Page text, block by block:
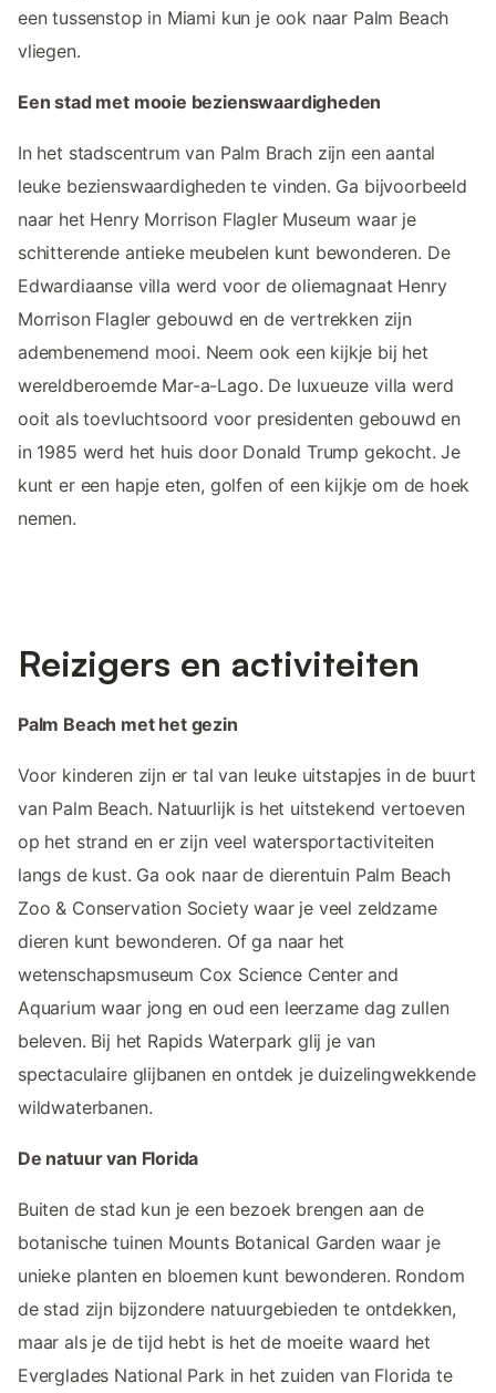
een tussenstop in Miami kun je ook naar Palm Beach
vliegen.
Een stad met mooie bezienswaardigheden
In het stadscentrum van Palm Brach zijn een aantal
leuke bezienswaardigheden te vinden. Ga bijvoorbeeld
naar het Henry Morrison Flagler Museum waar je
schitterende antieke meubelen kunt bewonderen. De
Edwardiaanse villa werd voor de oliemagnaat Henry
Morrison Flagler gebouwd en de vertrekken zijn
adembenemend mooi. Neem ook een kijkje bij het
wereldberoemde Mar-a-Lago. De luxueuze villa werd
ooit als toevluchtsoord voor presidenten gebouwd en
in 1985 werd het huis door Donald Trump gekocht. Je
kunt er een hapje eten, golfen of een kijkje om de hoek
nemen.
Reizigers en activiteiten
Palm Beach met het gezin
Voor kinderen zijn er tal van leuke uitstapjes in de buurt
van Palm Beach. Natuurlijk is het uitstekend vertoeven
op het strand en er zijn veel watersportactiviteiten
langs de kust. Ga ook naar de dierentuin Palm Beach
Zoo & Conservation Society waar je veel zeldzame
dieren kunt bewonderen. Of ga naar het
wetenschapsmuseum Cox Science Center and
Aquarium waar jong en oud een leerzame dag zullen
beleven. Bij het Rapids Waterpark glij je van
spectaculaire glijbanen en ontdek je duizelingwekkende
wildwaterbanen.
De natuur van Florida
Buiten de stad kun je een bezoek brengen aan de
botanische tuinen Mounts Botanical Garden waar je
unieke planten en bloemen kunt bewonderen. Rondom
de stad zijn bijzondere natuurgebieden te ontdekken,
maar als je de tijd hebt is het de moeite waard het
Everglades National Park in het zuiden van Florida te